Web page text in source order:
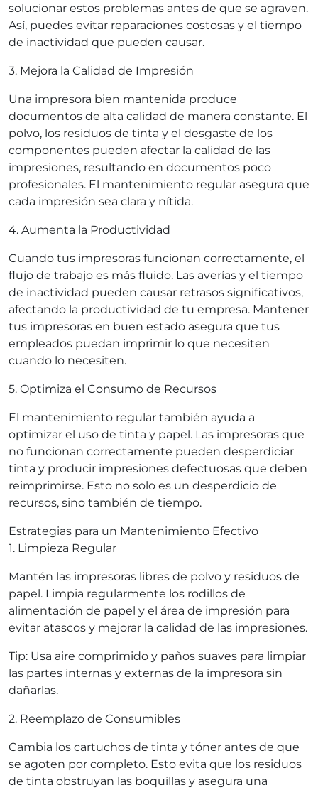
solucionar estos problemas antes de que se agraven.
Así, puedes evitar reparaciones costosas y el tiempo
de inactividad que pueden causar.
3. Mejora la Calidad de Impresión
Una impresora bien mantenida produce
documentos de alta calidad de manera constante. El
polvo, los residuos de tinta y el desgaste de los
componentes pueden afectar la calidad de las
impresiones, resultando en documentos poco
profesionales. El mantenimiento regular asegura que
cada impresión sea clara y nítida.
4. Aumenta la Productividad
Cuando tus impresoras funcionan correctamente, el
flujo de trabajo es más fluido. Las averías y el tiempo
de inactividad pueden causar retrasos significativos,
afectando la productividad de tu empresa. Mantener
tus impresoras en buen estado asegura que tus
empleados puedan imprimir lo que necesiten
cuando lo necesiten.
5. Optimiza el Consumo de Recursos
El mantenimiento regular también ayuda a
optimizar el uso de tinta y papel. Las impresoras que
no funcionan correctamente pueden desperdiciar
tinta y producir impresiones defectuosas que deben
reimprimirse. Esto no solo es un desperdicio de
recursos, sino también de tiempo.
Estrategias para un Mantenimiento Efectivo
1. Limpieza Regular
Mantén las impresoras libres de polvo y residuos de
papel. Limpia regularmente los rodillos de
alimentación de papel y el área de impresión para
evitar atascos y mejorar la calidad de las impresiones.
Tip: Usa aire comprimido y paños suaves para limpiar
las partes internas y externas de la impresora sin
dañarlas.
2. Reemplazo de Consumibles
Cambia los cartuchos de tinta y tóner antes de que
se agoten por completo. Esto evita que los residuos
de tinta obstruyan las boquillas y asegura una